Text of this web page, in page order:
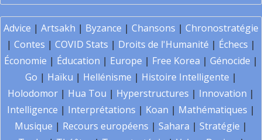
Advice | Artsakh | Byzance | Chansons | Chronostratégie
| Contes | COVID Stats | Droits de l'Humanité | Échecs |
Économie | Éducation | Europe | Free Korea | Génocide |
Go | Haïku | Hellénisme | Histoire Intelligente |
Holodomor | Hua Tou | Hyperstructures | Innovation |
Intelligence | Interprétations | Koan | Mathématiques |
Musique | Recours européens | Sahara | Stratégie |